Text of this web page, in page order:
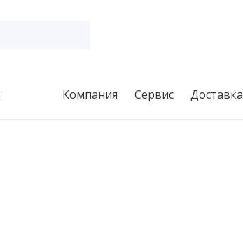
Компания Сервис Доставка